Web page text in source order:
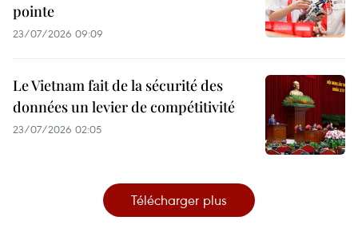
pointe
23/07/2026 09:09
Le Vietnam fait de la sécurité des
données un levier de compétitivité
23/07/2026 02:05
Télécharger plus